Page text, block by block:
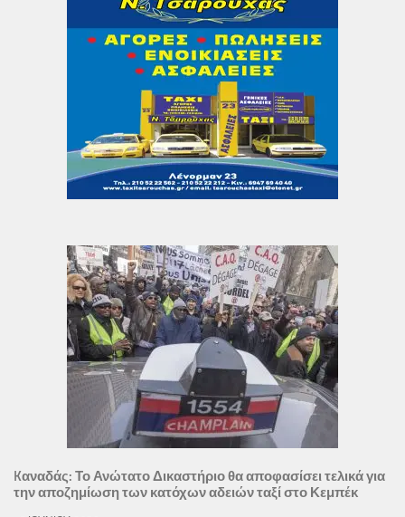
Kαναδάς: Το Ανώτατο Δικαστήριο θα αποφασίσει τελικά για
την αποζημίωση των κατόχων αδειών ταξί στο Κεμπέκ